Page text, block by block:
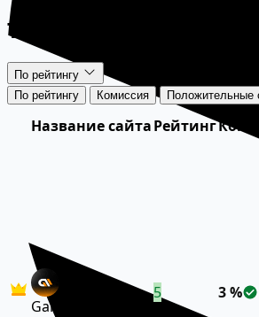
Топ рейтинг сайтов
По рейтингу
По рейтингу
Комиссия Положительные
Название сайтаРейтинг
Gamemoney
5
3 %